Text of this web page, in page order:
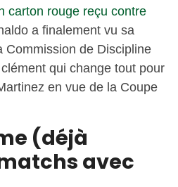
carton rouge reçu contre
a finalement vu sa
Commission de Discipline
qui change tout pour
en vue de la Coupe
(déjà
avec